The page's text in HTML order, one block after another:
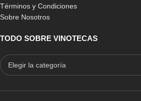
PINO EN ROBLE
Botellero Godello 126
botellas
PINO
doble
Términos y Condiciones
Sobre Nosotros
TODO SOBRE VINOTECAS